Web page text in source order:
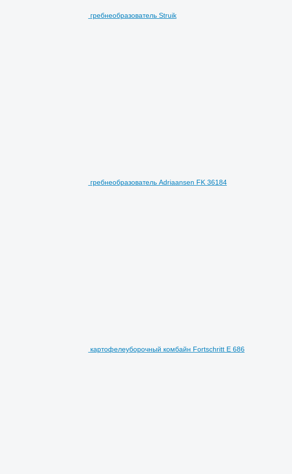
гребнеобразователь Struik
гребнеобразователь Adriaansen FK 36184
картофелеуборочный комбайн Fortschritt E 686